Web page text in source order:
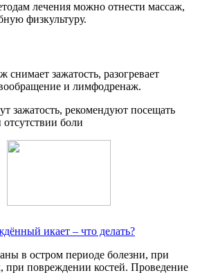
лечения можно отнести массаж,
физкультуру.
зажатость, разогревает
и лимфодренаж.
зажатость, рекомендуют посещать
боли
икает – что делать?
в остром периоде болезни, при
при повреждении костей. Проведение